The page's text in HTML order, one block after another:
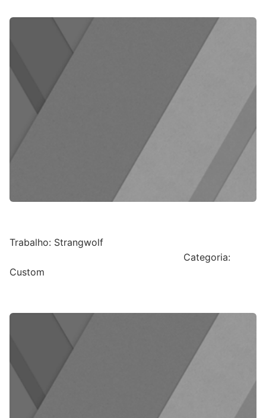
Trabalho: Strangwolf
Categoria:
Custom